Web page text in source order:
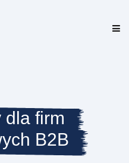
dla firm
B2B